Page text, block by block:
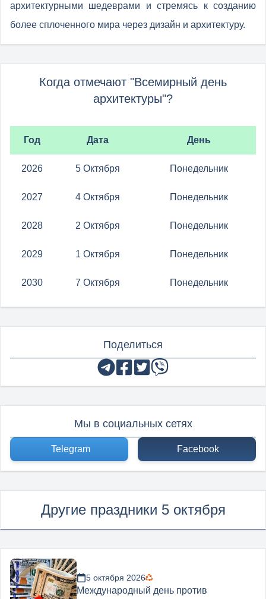
архитектурными шедеврами и стремясь к созданию
более сплоченного мира через дизайн и архитектуру.
Когда отмечают "Всемирный день
архитектуры"?
Год Дата День
2026 5 Октября Понедельник
2027 4 Октября Понедельник
2028 2 Октября Понедельник
2029 1 Октября Понедельник
2030 7 Октября Понедельник
Поделиться
Мы в социальных сетях
Telegram Facebook
Другие праздники 5 октября
5 октября 2026
Международный день против